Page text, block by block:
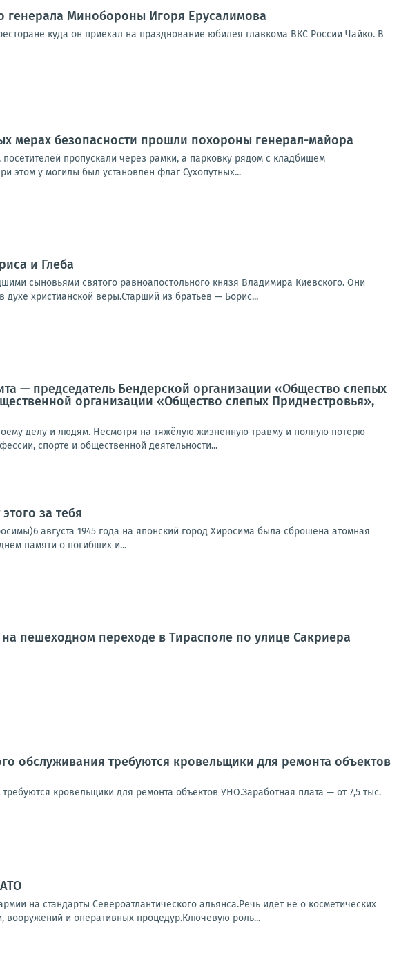
генерала Минобороны Игоря Ерусалимова
куда он приехал на празднование юбилея главкома ВКС России Чайко. В
мерах безопасности прошли похороны генерал-майора
пропускали через рамки, а парковку рядом с кладбищем
этом у могилы был установлен флаг Сухопутных...
и Глеба
сыновьями святого равноапостольного князя Владимира Киевского. Они
христианской веры.Старший из братьев — Борис...
— председатель Бендерской организации «Общество слепых
организации «Общество слепых Приднестровья»,
делу и людям. Несмотря на тяжёлую жизненную травму и полную потерю
спорте и общественной деятельности...
за тебя
августа 1945 года на японский город Хиросима была сброшена атомная
памяти о погибших и...
пешеходном переходе в Тирасполе по улице Сакриера
обслуживания требуются кровельщики для ремонта объектов
кровельщики для ремонта объектов УНО.Заработная плата — от 7,5 тыс.
на стандарты Североатлантического альянса.Речь идёт не о косметических
вооружений и оперативных процедур.Ключевую роль...